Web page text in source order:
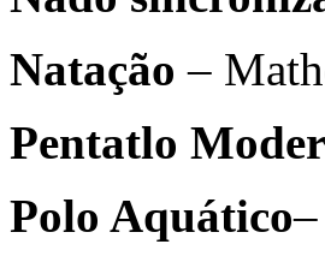
Natação –
Pentatlo
Polo Aquático